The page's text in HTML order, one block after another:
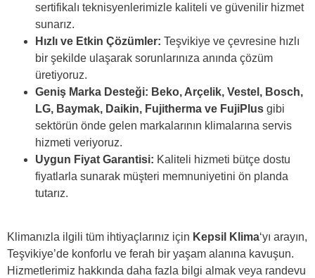
sertifikalı teknisyenlerimizle kaliteli ve güvenilir hizmet
sunarız.
Hızlı ve Etkin Çözümler: Teşvikiye ve çevresine hızlı
bir şekilde ulaşarak sorunlarınıza anında çözüm
üretiyoruz.
Geniş Marka Desteği: Beko, Arçelik, Vestel, Bosch,
LG, Baymak, Daikin, Fujitherma ve FujiPlus gibi
sektörün önde gelen markalarının klimalarına servis
hizmeti veriyoruz.
Uygun Fiyat Garantisi: Kaliteli hizmeti bütçe dostu
fiyatlarla sunarak müşteri memnuniyetini ön planda
tutarız.
Klimanızla ilgili tüm ihtiyaçlarınız için Kepsil Klima‘yı arayın,
Teşvikiye’de konforlu ve ferah bir yaşam alanına kavuşun.
Hizmetlerimiz hakkında daha fazla bilgi almak veya randevu